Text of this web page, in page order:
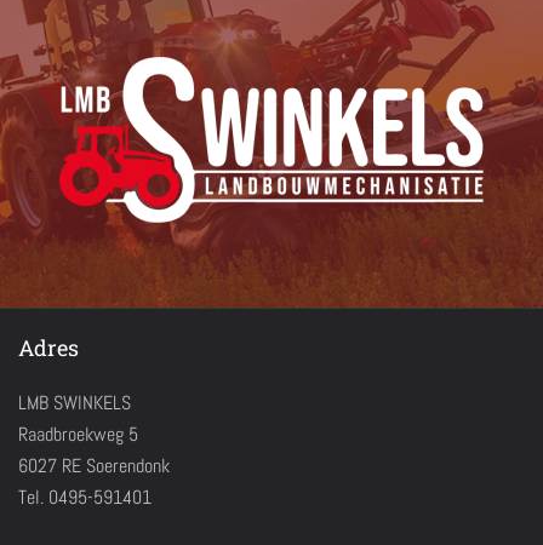
Adres
LMB SWINKELS
Raadbroekweg 5
6027 RE Soerendonk
Tel. 0495-591401